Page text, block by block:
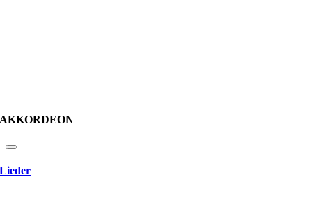
AKKORDEON
Lieder